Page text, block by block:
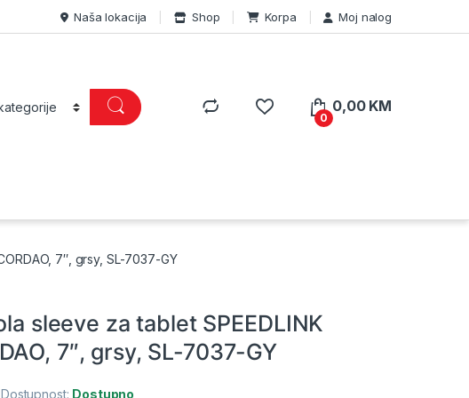
Naša lokacija Shop Korpa Moj nalog
0
0,00 KM
7″, grsy, SL-7037-GY
sleeve za tablet SPEEDLINK
7″, grsy, SL-7037-GY
Dostupnost: Dostupno